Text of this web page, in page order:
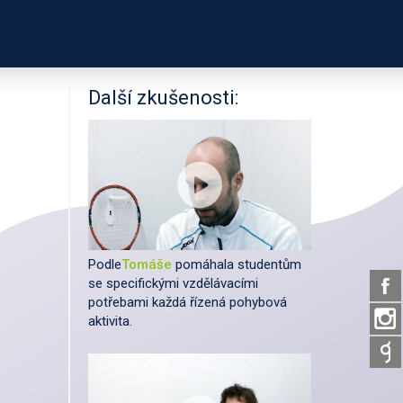
Další zkušenosti:
PodleTomáše pomáhala studentům
se specifickými vzdělávacími
potřebami každá řízená pohybová
aktivita.